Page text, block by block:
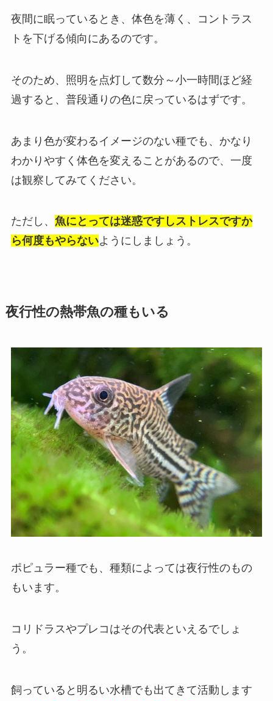
夜間に眠っているとき、体色を薄く、コントラス
トを下げる傾向にあるのです。
そのため、照明を点灯して数分～小一時間ほど経
過すると、普段通りの色に戻っているはずです。
あまり色が変わるイメージのない種でも、かなり
わかりやすく体色を変えることがあるので、一度
は観察してみてください。
ただし、 魚にとっては迷惑ですしストレスですか
ら何度もやらないようにしましょう。
夜行性の熱帯魚の種もいる
ポピュラー種でも、種類によっては夜行性のもの
もいます。
コリドラスやプレコはその代表といえるでしょ
う。
飼っていると明るい水槽でも出てきて活動します